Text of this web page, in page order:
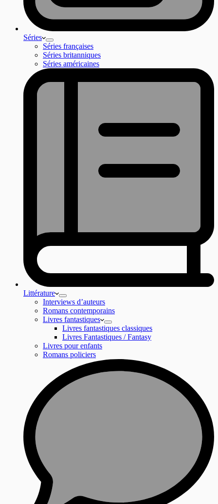
Séries
Séries françaises
Séries britanniques
Séries américaines
Littérature
Interviews d’auteurs
Romans contemporains
Livres fantastiques
Livres fantastiques classiques
Livres Fantastiques / Fantasy
Livres pour enfants
Romans policiers